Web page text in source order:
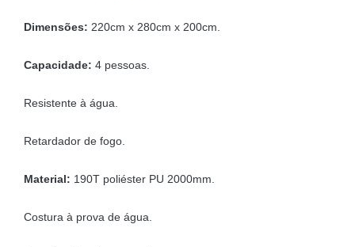
original
era:
atual
Dimensões: 220cm x 280cm x 200cm.
Capacidade: 4 pessoas.
Resistente à água.
Retardador de fogo.
Material: 190T poliéster PU 2000mm.
Costura à prova de água.